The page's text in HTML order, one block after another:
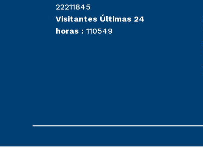
22211845
Visitantes Últimas 24
horas : 110549